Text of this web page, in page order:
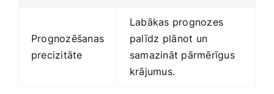
Prognozēšanas
precizitāte
Labākas prognozes
palīdz ⁤plānot ​un‌
samazināt pārmērīgus
krājumus.